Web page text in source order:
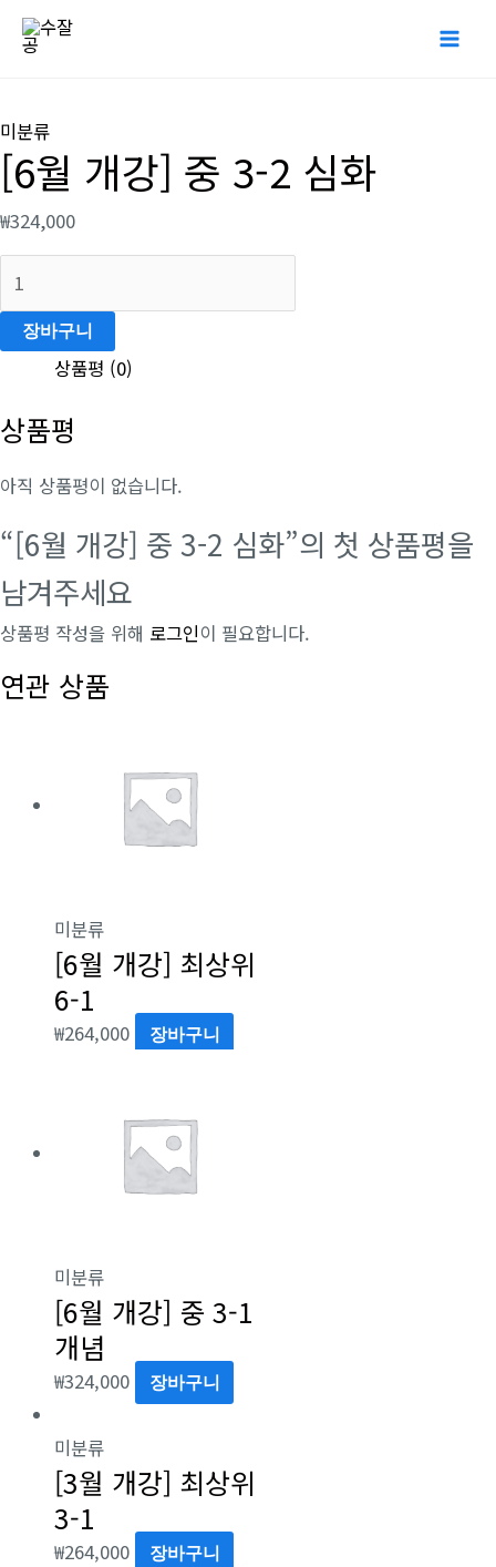
건
뛰
기
미분류
[6월 개강] 중 3-2 심화
₩324,000
월
개
강]
중
3-
화
량
장바구니
상품평 (0)
상품평
아직 상품평이 없습니다.
“[6월 개강] 중 3-2 심화”의 첫 상품평을
남겨주세요
상품평 작성을 위해 로그인이 필요합니다.
연관 상품
미분류
[6월 개강] 최상위
6-1
₩264,000 장바구니
미분류
[6월 개강] 중 3-1
개념
₩324,000 장바구니
미분류
[3월 개강] 최상위
3-1
₩264,000 장바구니